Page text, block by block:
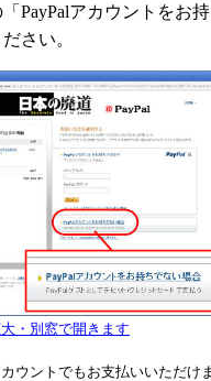
PayPalアカウントをお
さい。
・別窓で開きます
カウントでもお支払いいただけ